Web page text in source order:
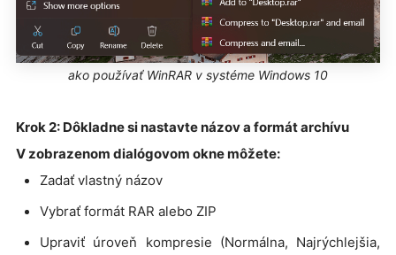
ako používať WinRAR v systéme Windows 10
Krok 2: Dôkladne si nastavte názov a formát archívu
V zobrazenom dialógovom okne môžete:
Zadať vlastný názov
Vybrať formát RAR alebo ZIP
Upraviť úroveň kompresie (Normálna, Najrýchlejšia,